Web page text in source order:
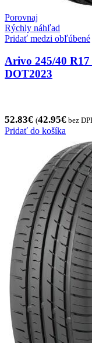
Porovnaj
Rýchly náhľad
Pridať medzi obľúbené
Arivo 245/40
DOT2023
52.83€ (42.95€ bez
Pridať do košíka